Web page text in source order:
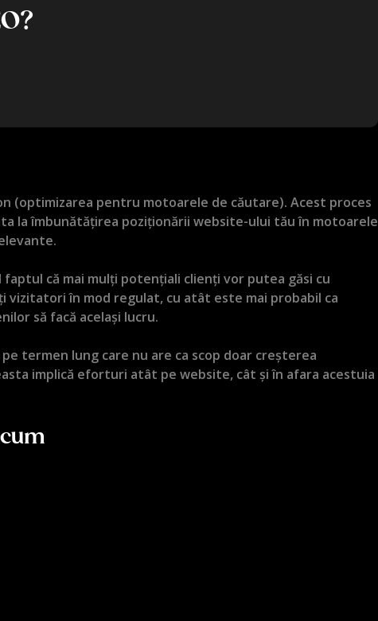
(optimizarea pentru motoarele de căutare). Acest proces
la îmbunătățirea poziționării website-ului tău în motoarele
că mai mulți potențiali clienți vor putea găsi cu
vizitatori în mod regulat, cu atât este mai probabil ca
să facă același lucru.
termen lung care nu are ca scop doar creșterea
implică eforturi atât pe website, cât și în afara acestuia